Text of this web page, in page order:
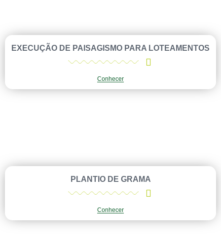
EXECUÇÃO DE PAISAGISMO PARA LOTEAMENTOS
Conhecer
PLANTIO DE GRAMA
Conhecer